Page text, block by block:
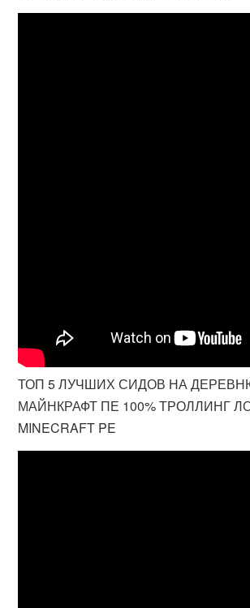
ТОП 5 ЛУЧШИХ СИДОВ НА
МАЙНКРАФТ ПЕ 100% ТРОЛЛИНГ
MINECRAFT PE